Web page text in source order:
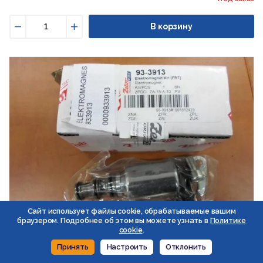
Увеличить
В корзину
Код: 184437
Сайт использует файлы cookie, обрабатываемые вашим
браузером. Подробнее об этом вы можете узнать в Политике
cookie.
Принять
Настроить Отклонить